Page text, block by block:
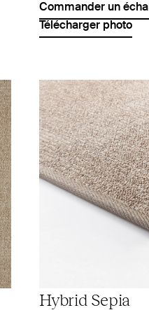
Commander un
Télécharger photo
Hybrid Sepia